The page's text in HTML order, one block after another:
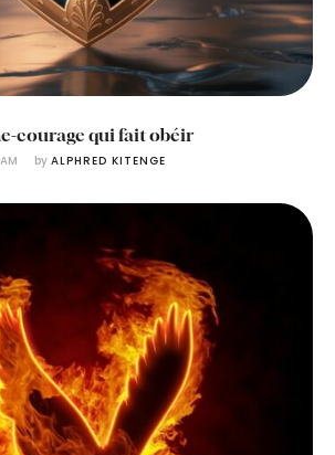
courage qui fait obéir
by ALPHRED KITENGE